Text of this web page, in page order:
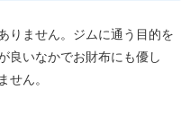
りません。ジムに通う目的を
良いなかでお財布にも優し
せん。